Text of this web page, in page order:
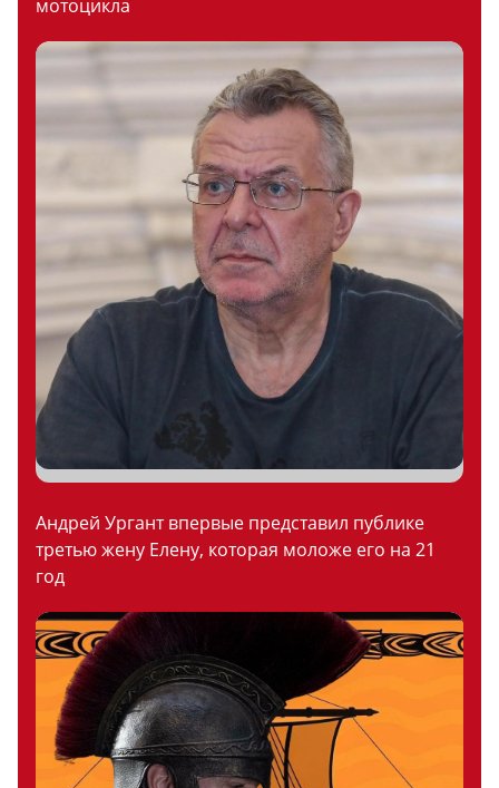
мотоцикла
Андрей Ургант впервые представил публике
третью жену Елену, которая моложе его на 21
год